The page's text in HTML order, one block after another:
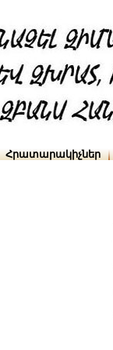
Հրատարակիչներ